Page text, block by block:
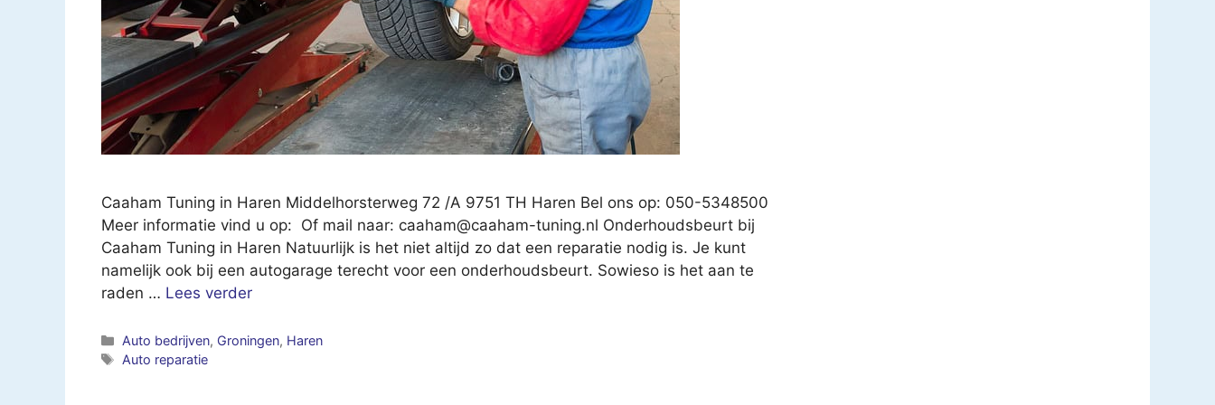
Caaham Tuning in Haren Middelhorsterweg 72 /A 9751 TH Haren Bel ons op: 050-5348500
Meer informatie vind u op: Of mail naar: caaham@caaham-tuning.nl Onderhoudsbeurt bij
Caaham Tuning in Haren Natuurlijk is het niet altijd zo dat een reparatie nodig is. Je kunt
namelijk ook bij een autogarage terecht voor een onderhoudsbeurt. Sowieso is het aan te
raden … Lees verder
Categorieën
Auto bedrijven, Groningen, Haren
Tags
Auto reparatie